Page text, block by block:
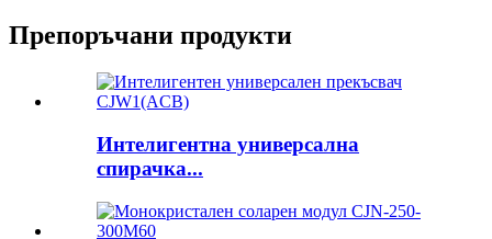
Препоръчани продукти
Интелигентна универсална
спирачка...